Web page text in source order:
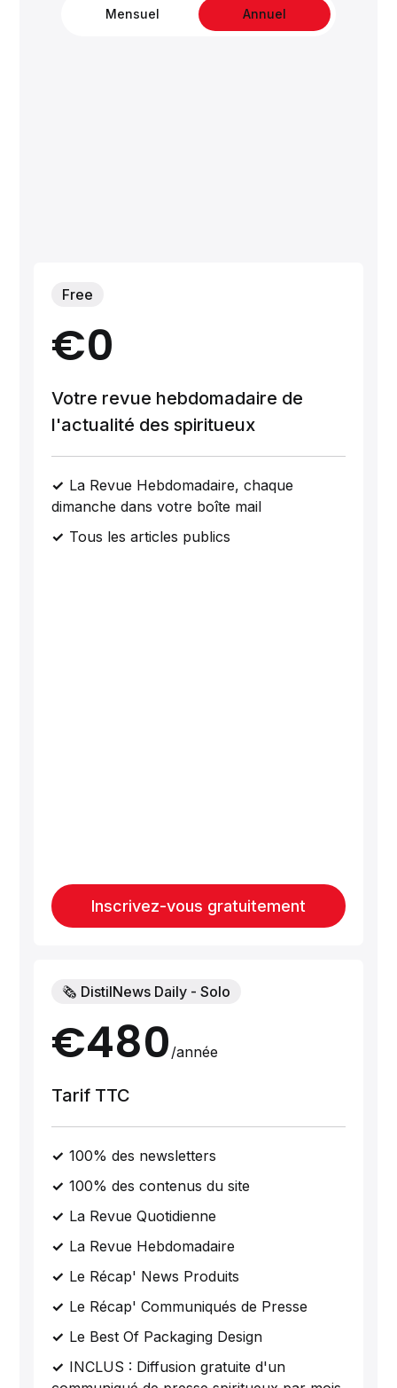
Mensuel Annuel
Free
€0
Votre revue hebdomadaire de
l'actualité des spiritueux
La Revue Hebdomadaire, chaque
dimanche dans votre boîte mail
Tous les articles publics
Inscrivez-vous gratuitement
🗞️ DistilNews Daily - Solo
€480/année
Tarif TTC
100% des newsletters
100% des contenus du site
La Revue Quotidienne
La Revue Hebdomadaire
Le Récap' News Produits
Le Récap' Communiqués de Presse
Le Best Of Packaging Design
INCLUS : Diffusion gratuite d'un